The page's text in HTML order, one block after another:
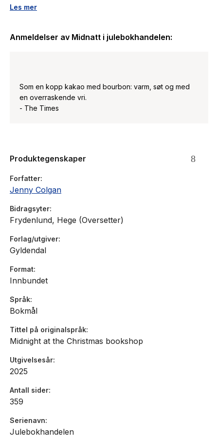
ide. Hun tror hun vet hvordan hun kan skaffe pengene som
Les mer
Anmeldelser av Midnatt i julebokhandelen:
Som en kopp kakao med bourbon: varm, søt og med
en overraskende vri.
- The Times
Produktegenskaper
Forfatter
Jenny Colgan
Bidragsyter
Frydenlund, Hege (Oversetter)
Forlag/utgiver
Gyldendal
Format
Innbundet
Språk
Bokmål
Tittel på originalspråk
Midnight at the Christmas bookshop
Utgivelsesår
2025
Antall sider
359
Serienavn
Julebokhandelen